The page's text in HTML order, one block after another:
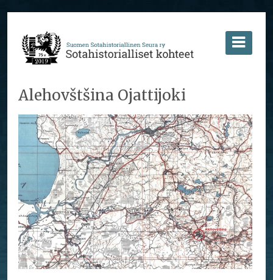
Alehovštšina Ojattijoki